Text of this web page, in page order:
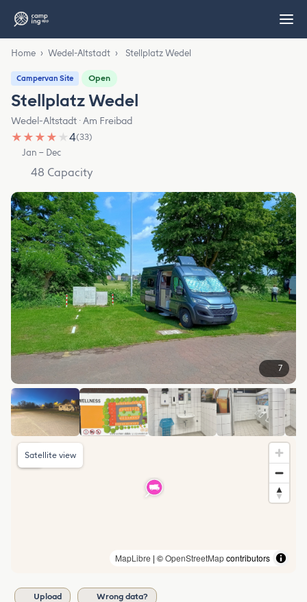
Home › Wedel-Altstadt › Stellplatz Wedel
Campervan Site Open
Stellplatz Wedel
Wedel-Altstadt · Am Freibad
★ ★ ★ ★ ★4(33)
Jan – Dec
48 Capacity
7
MapLibre | ©OpenStreetMapcontributors
Satellite view
Upload Wrong data?